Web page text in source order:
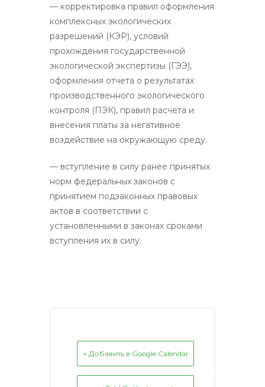
— корректировка правил оформления
комплексных экологических
разрешений (КЭР), условий
прохождения государственной
экологической экспертизы (ГЭЭ),
оформления отчета о результатах
производственного экологического
контроля (ПЭК), правил расчета и
внесения платы за негативное
воздействие на окружающую среду.
— вступление в силу ранее принятых
норм федеральных законов с
принятием подзаконных правовых
актов в соответствии с
установленными в законах сроками
вступления их в силу.
+ Добавить в Google Calendar